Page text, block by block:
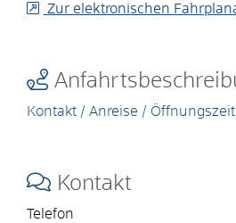
Zur elektronischen
Kontakt / Anreise /
Kontakt
Telefon